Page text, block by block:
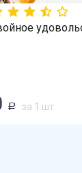
Р за 1 шт